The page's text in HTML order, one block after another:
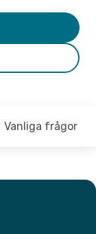
Vanliga frågor